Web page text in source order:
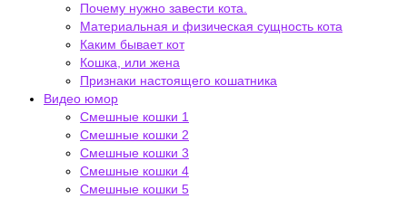
Почему нужно завести кота.
Материальная и физическая сущность кота
Каким бывает кот
Кошка, или жена
Признаки настоящего кошатника
Видео юмор
Смешные кошки 1
Смешные кошки 2
Смешные кошки 3
Смешные кошки 4
Смешные кошки 5